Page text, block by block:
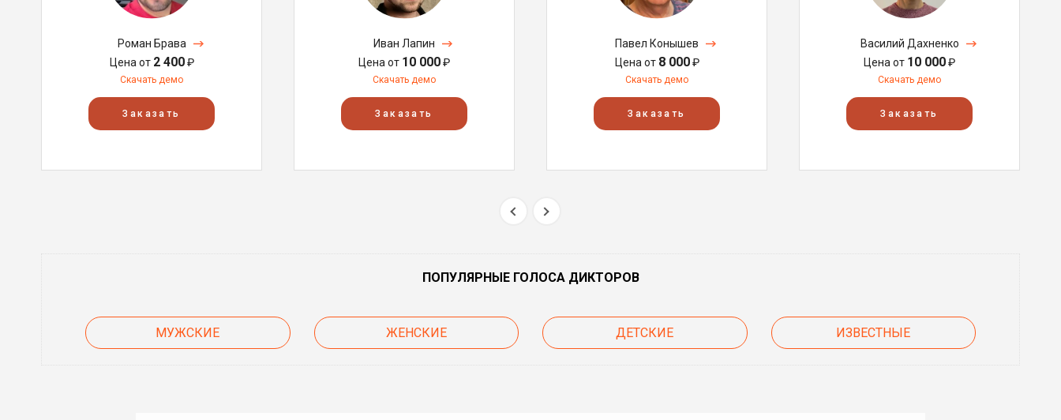
Роман Брава
Цена от 2 400₽
Скачать демо
Заказать
Иван Лапин
Цена от 10 000₽
Скачать демо
Заказать
Павел Конышев
Цена от 8 000₽
Скачать демо
Заказать
Василий Дахненко
Цена от 10 000₽
Скачать демо
Заказать
ПОПУЛЯРНЫЕ ГОЛОСА ДИКТОРОВ
МУЖСКИЕ ЖЕНСКИЕ ДЕТСКИЕ ИЗВЕСТНЫЕ